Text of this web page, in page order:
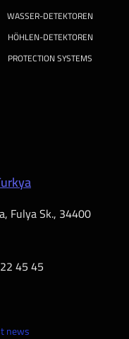
WASSER-DETEKTOREN
HÖHLEN-DETEKTOREN
PROTECTION SYSTEMS
Fulya Sk., 34400
45 45
news